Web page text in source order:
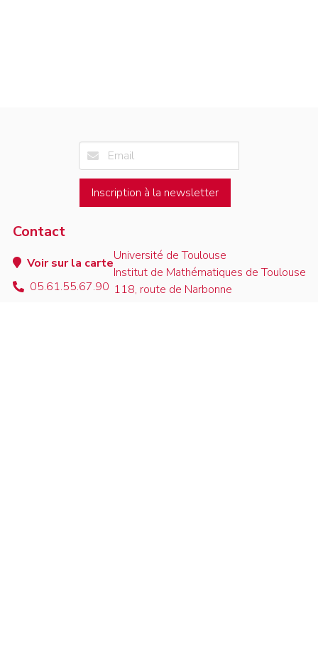
Inscription à la newsletter
Contact
Voir sur la carte
05.61.55.67.90
Université de Toulouse
Institut de Mathématiques de Toulouse
118, route de Narbonne